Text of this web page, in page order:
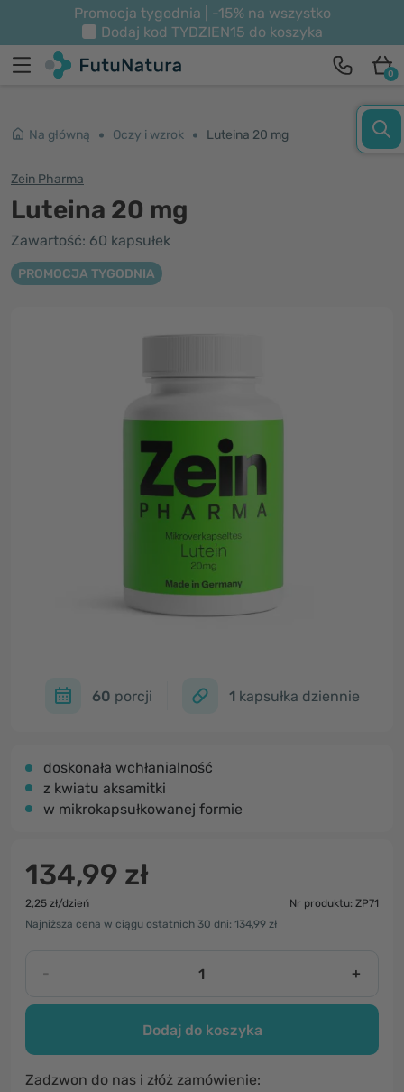
Promocja tygodnia | -15% na wszystko
Dodaj kod TYDZIEN15 do koszyka
0
Na główną Oczy i wzrok Luteina 20 mg
Zein Pharma
Luteina 20 mg
Zawartość: 60 kapsułek
PROMOCJA TYGODNIA
60 porcji 1 kapsułka dziennie
doskonała wchłanialność
z kwiatu aksamitki
w mikrokapsułkowanej formie
134,99 zł
2,25 zł/dzień
Nr produktu: ZP71
Najniższa cena w ciągu ostatnich 30 dni: 134,99 zł
- +
Dodaj do koszyka
Zadzwon do nas i złóż zamówienie: